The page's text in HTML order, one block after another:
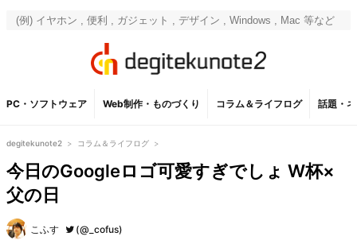
PC・ソフトウェア Web制作・ものづくり コラム＆ライフログ 話題・
degitekunote2 > コラム＆ライフログ >
今日のGoogleロゴ可愛すぎでしょ W杯×
父の日
こふす (@_cofus)